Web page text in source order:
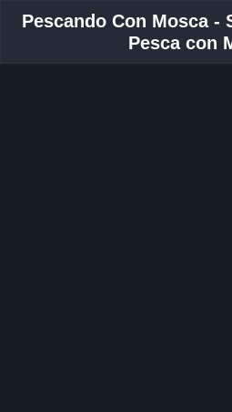
Pescando Con Mosca -
Pesca con